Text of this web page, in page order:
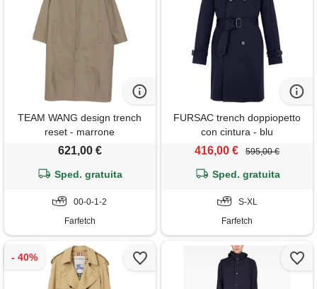
TEAM WANG design trench
reset - marrone
621,00 €
Sped. gratuita
00-0-1-2
Farfetch
FURSAC trench doppiopetto
con cintura - blu
416,00 € 595,00 €
Sped. gratuita
S-XL
Farfetch